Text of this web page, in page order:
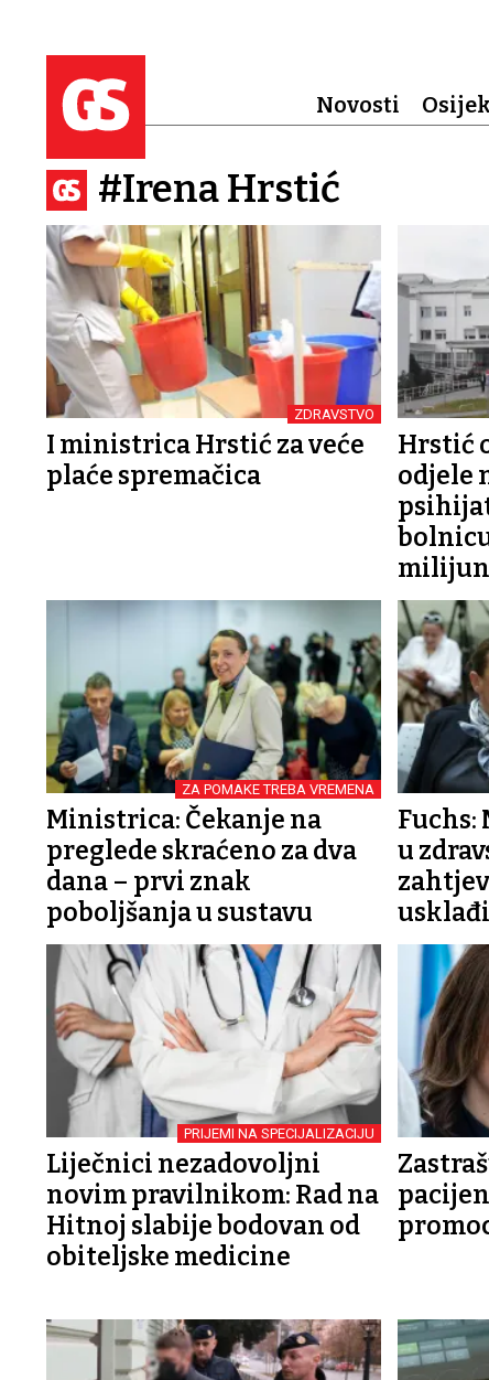
Novosti
#Irena Hrstić
ZDRAVSTVO
I ministrica Hrstić za veće
plaće spremačica
Hrstić
odjele
ZA POMAKE TREBA VREMENA
Ministrica: Čekanje na
preglede skraćeno za dva
dana – prvi znak
poboljšanja u sustavu
Fuchs:
u
PRIJEMI NA SPECIJALIZACIJU
Liječnici nezadovoljni
novim pravilnikom: Rad na
Hitnoj slabije bodovan od
obiteljske medicine